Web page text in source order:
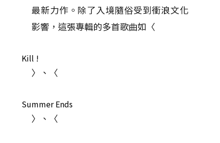
最新力作。除了入境隨俗受到衝浪文化
影響，這張專輯的多首歌曲如〈
Kill !
〉、〈
Summer Ends
〉、〈